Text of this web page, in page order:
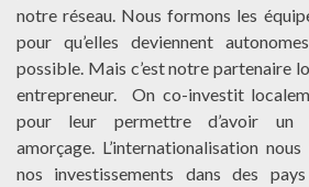
notre réseau. Nous formons les
pour qu’elles deviennent
possible. Mais c’est notre partenaire
entrepreneur. On co-investit
pour leur permettre d’avoir
amorçage. L’internationalisation
nos investissements dans des